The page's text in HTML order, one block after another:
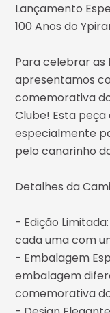
Lançamento
100 Anos do
Para celebrar as
apresentamos
comemorativa
Clube! Esta
especialmente
pelo canarinho
Detalhes da
- Edição
cada uma com
- Embalagem
embalagem
comemorativa